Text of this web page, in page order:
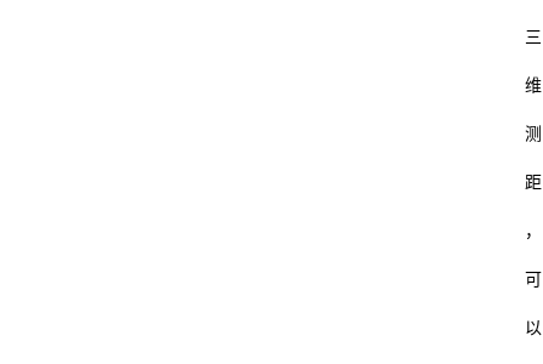
三
维
测
距
，
可
以